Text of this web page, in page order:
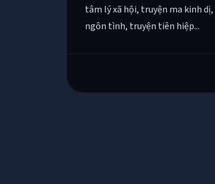
tâm lý xã hội, truyện ma kinh
ngôn tình, truyện tiên hiệp...